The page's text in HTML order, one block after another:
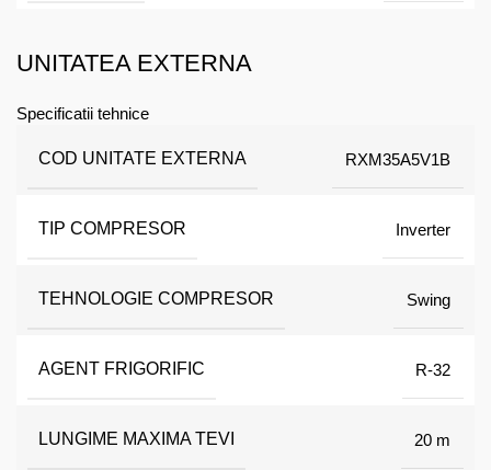
UNITATEA EXTERNA
Specificatii tehnice
COD UNITATE EXTERNA RXM35A5V1B
TIP COMPRESOR Inverter
TEHNOLOGIE COMPRESOR Swing
AGENT FRIGORIFIC R-32
LUNGIME MAXIMA TEVI 20 m